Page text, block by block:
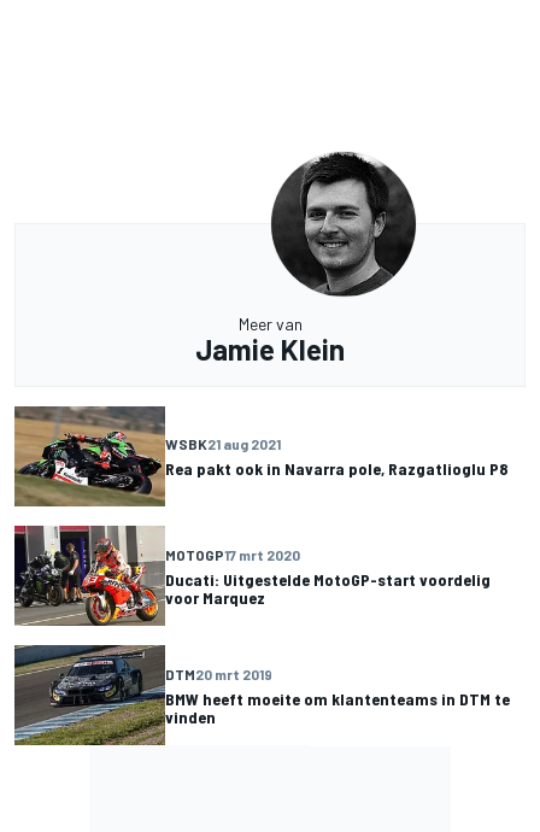
Meer van
Jamie Klein
WSBK21 aug 2021
Rea pakt ook in Navarra pole, Razgatlioglu P8
MOTOGP17 mrt 2020
Ducati: Uitgestelde MotoGP-start voordelig
voor Marquez
DTM20 mrt 2019
BMW heeft moeite om klantenteams in DTM te
vinden